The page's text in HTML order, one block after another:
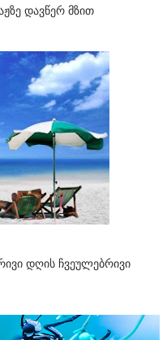
დავწერ მზით
დღის ჩვეულებრივი